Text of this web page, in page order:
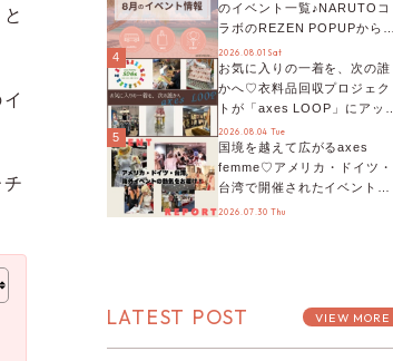
のイベント一覧♪NARUTOコ
ラボのREZEN POPUPから、
プチYour Stage.、ティーパー
ティまで！8月の特別なイベン
トをチェック◎
2026.08.01 Sat
4
お気に入りの一着を、次の誰
かへ♡衣料品回収プロジェク
トが「axes LOOP」にアップ
デート！活用するとポイント
が手に入る◎
2026.08.04 Tue
5
国境を越えて広がるaxes
femme♡アメリカ・ドイツ・
台湾で開催されたイベントを
お届け！美沙子さんからのコ
2026.07.30 Thu
LATEST POST VIEW MORE